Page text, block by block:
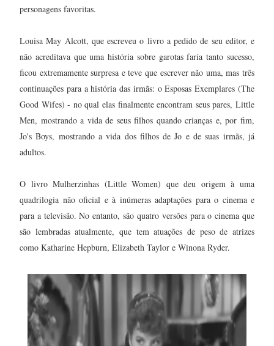
personagens favoritas.
Louisa May Alcott, que escreveu o livro a pedido de seu editor, e
não acreditava que uma história sobre garotas faria tanto sucesso,
ficou extremamente surpresa e teve que escrever não uma, mas três
continuações para a história das irmãs: o Esposas Exemplares (The
Good Wifes) - no qual elas finalmente encontram seus pares, Little
Men, mostrando a vida de seus filhos quando crianças e, por fim,
Jo's Boys, mostrando a vida dos filhos de Jo e de suas irmãs, já
adultos.
O livro Mulherzinhas (Little Women) que deu origem à uma
quadrilogia não oficial e à inúmeras adaptações para o cinema e
para a televisão. No entanto, são quatro versões para o cinema que
são lembradas atualmente, que tem atuações de peso de atrizes
como Katharine Hepburn, Elizabeth Taylor e Winona Ryder.